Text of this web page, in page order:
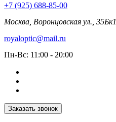
+7 (925) 688-85-00
Москва, Воронцовская ул., 35Бк1
royaloptic@mail.ru
Пн-Вс: 11:00 - 20:00
Заказать звонок